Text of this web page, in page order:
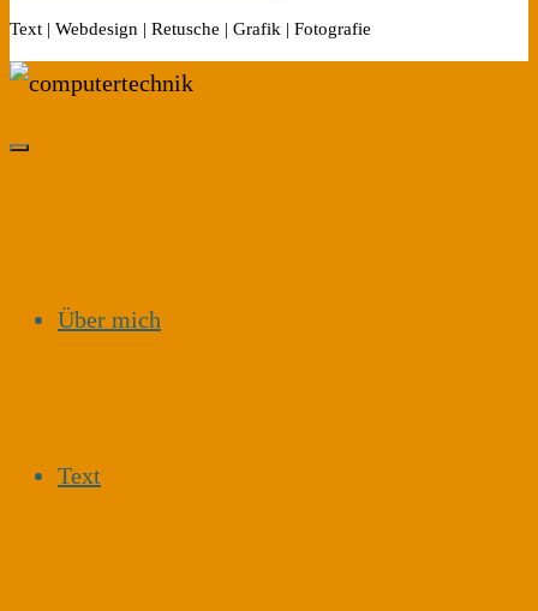
Text | Webdesign | Retusche | Grafik | Fotografie
Über mich
Text